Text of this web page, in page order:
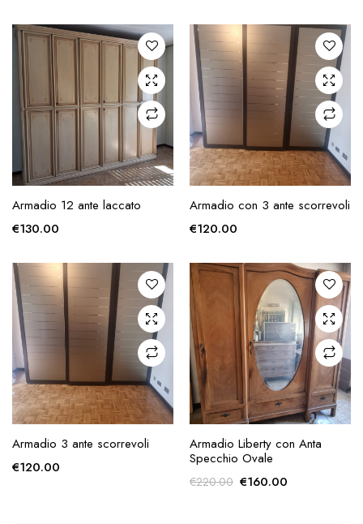
RICHIESTA
Armadio 12 ante laccato
€130.00
RICHIESTA
Armadio con 3 ante scorrevoli
€120.00
RICHIESTA
Armadio 3 ante scorrevoli
€120.00
RICHIESTA
Armadio Liberty con Anta
Specchio Ovale
€220.00 Il
€160.00Il